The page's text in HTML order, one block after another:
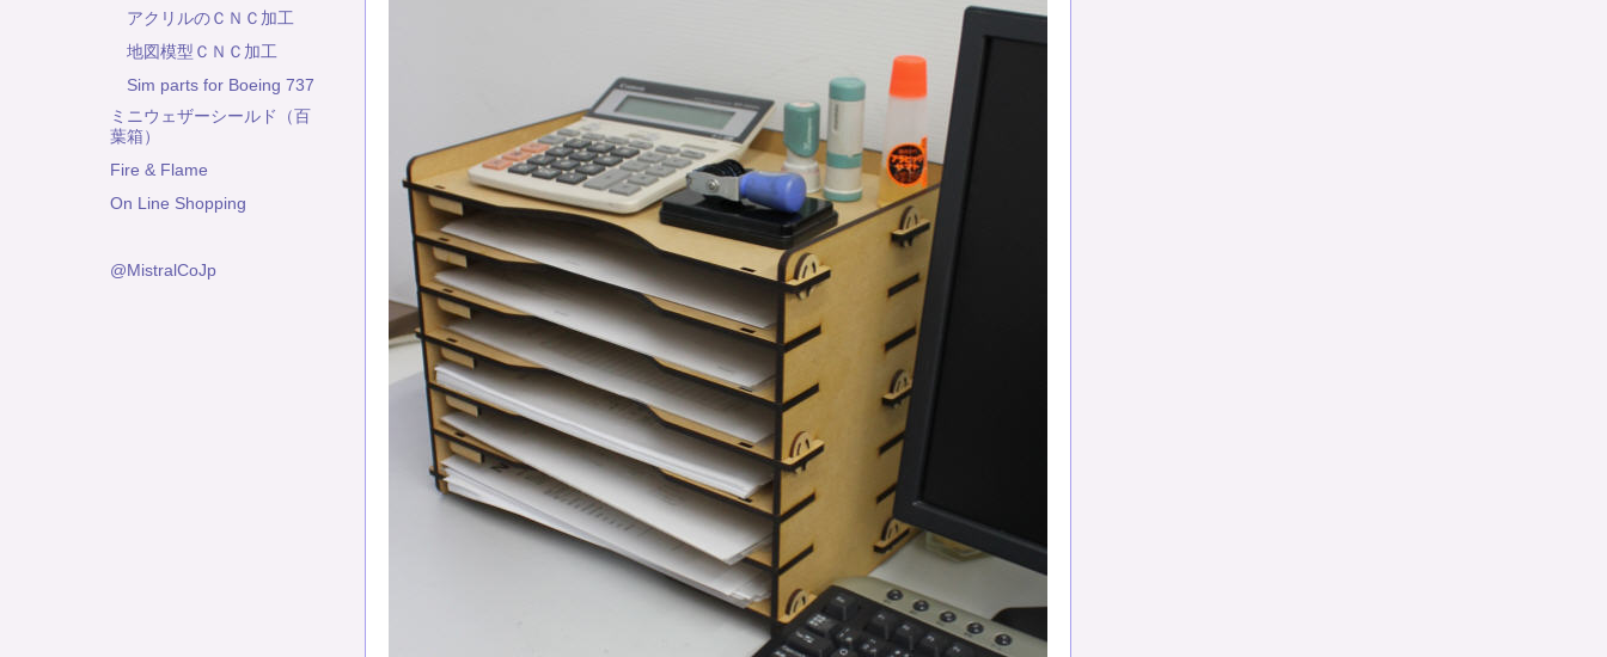
アクリルのＣＮＣ加工
地図模型ＣＮＣ加工
Sim parts for Boeing 737
ミニウェザーシールド（百
葉箱）
Fire & Flame
On Line Shopping
@MistralCoJp